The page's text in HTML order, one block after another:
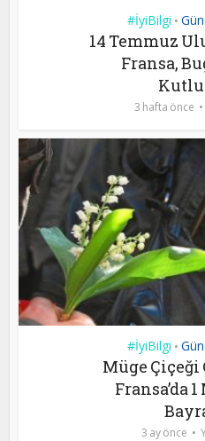
#İyiBilgi •
14 Temmuz
Fransa,
3 hafta önce
#İyiBilgi •
Müge Çiçeği
Fransa’da
3 ay önce